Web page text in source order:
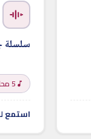
سلسلة
5 محاضرة
استمع